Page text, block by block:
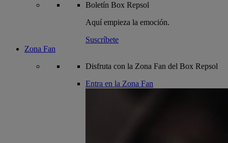
Boletín Box Repsol
Aquí empieza la emoción.
Suscríbete
Zona Fan
Disfruta con la Zona Fan del Box Repsol
Entra en la Zona Fan